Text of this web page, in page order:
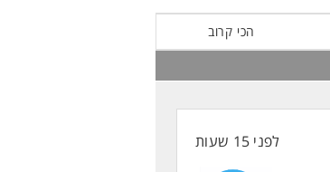
הכי קרוב
לפני 15 שעות